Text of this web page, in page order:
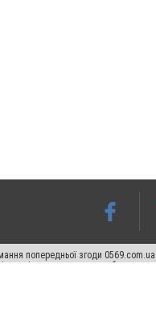
попередньої згоди
статті не нижче другого абзацу в